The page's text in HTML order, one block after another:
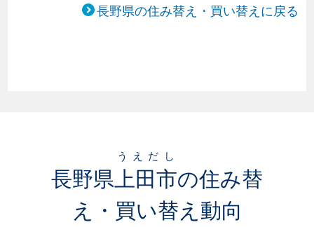
長野県の住み替え・買い替えに戻る
長野県上田市
うえだし
の住み替
え・買い替え動向